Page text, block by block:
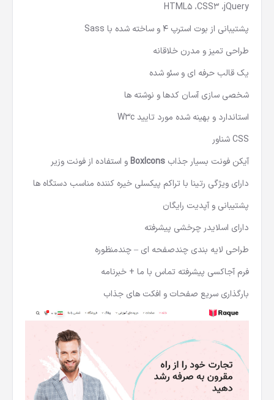
ها
HTML5 ،CSS3 ،jQuery
پشتیبانی از بوت استرپ 4 و ساخته شده با Sass
طراحی تمیز و مدرن خلاقانه
یک قالب حرفه ای و سئو شده
شخصی سازی آسان کدها و نوشته ها
استاندارد و بهینه شده مورد تایید W3c
CSS شناور
آیکن فونت بسیار جذاب BoxIconsو استفاده از فونت وزیر
دارای ویژگی رتینا با تراکم پیکسلی خیره کننده مناسب دستگاه ها
پشتیبانی و آپدیت رایگان
دارای اسلایدر چرخشی پیشرفته
طراحی لایه بندی چندصفحه ای – چندمنظوره
فرم آجاکسی پیشرفته تماس با ما + خبرنامه
بارگذاری سریع صفحات و افکت های جذاب